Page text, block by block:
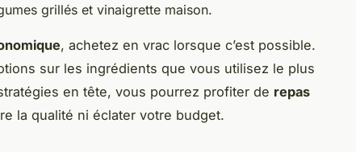
grillés et vinaigrette maison.
, achetez en vrac lorsque c’est possible.
sur les ingrédients que vous utilisez le plus
en tête, vous pourrez profiter de repas
la qualité ni éclater votre budget.